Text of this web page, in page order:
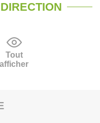
Tout
afficher